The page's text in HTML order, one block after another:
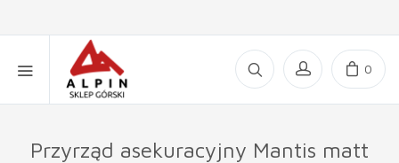
0
Przyrząd asekuracyjny Mantis matt